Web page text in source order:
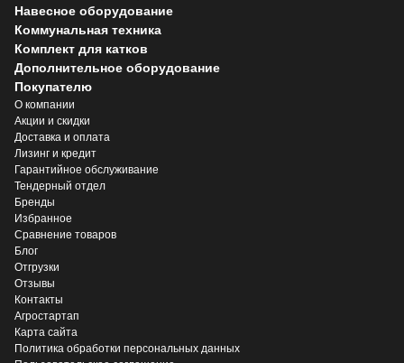
Навесное оборудование
Коммунальная техника
Комплект для катков
Дополнительное оборудование
Покупателю
О компании
Акции и скидки
Доставка и оплата
Лизинг и кредит
Гарантийное обслуживание
Тендерный отдел
Бренды
Избранное
Сравнение товаров
Блог
Отгрузки
Отзывы
Контакты
Агростартап
Карта сайта
Политика обработки персональных данных